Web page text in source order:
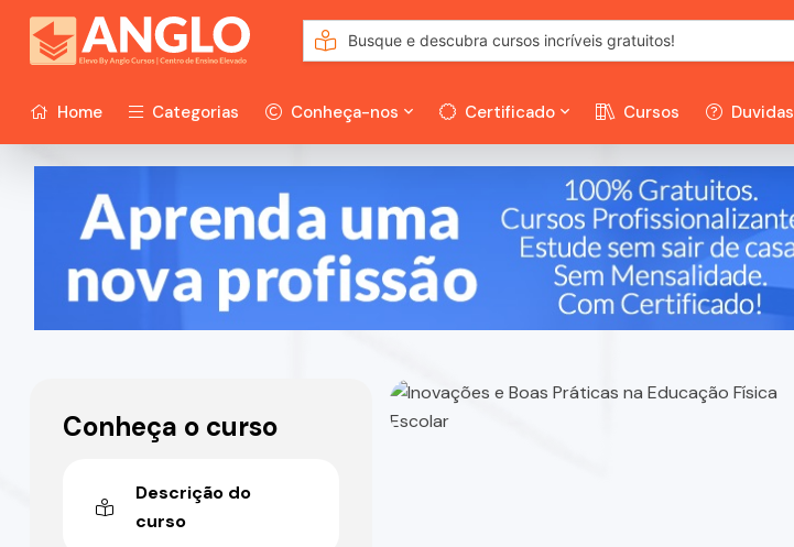
Home Categorias Conheça-nos Certificado Cursos Duvidas
Conheça o curso
Descrição do
curso